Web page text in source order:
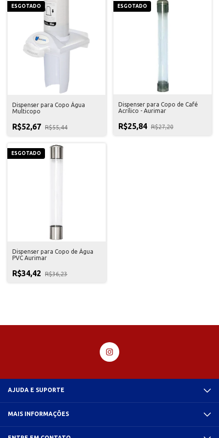
ESGOTADO
Dispenser para Copo Água
Multicopo
R$52,67 R$55,44
ESGOTADO
Dispenser para Copo de Café
Acrílico - Aurimar
R$25,84 R$27,20
ESGOTADO
Dispenser para Copo de Água
PVC Aurimar
R$34,42 R$36,23
AJUDA E SUPORTE
MAIS INFORMAÇÕES